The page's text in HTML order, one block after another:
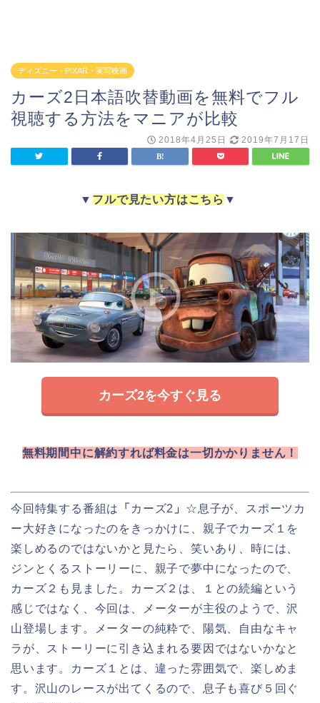
ディズニー・PIXAR・実写映画
カーズ2日本語吹替動画を無料でフル
視聴する方法をマニアが比較
2018年4月25日 2019年7月17日
▼ フルで見たい方はこちら ▼
カーズ2を今すぐ見る
無料期間中に解約すれば料金は一切かかりません！
今回特集する番組は 「 カーズ2 」 ☆息子が、スポーツカ
ー大好きになったのをきっかけに、親子でカーズ１を
楽しめるのではないかと見たら、笑いあり、時には、
ジンとくるストーリーに、親子で夢中になったので、
カーズ２も見ました。カーズ２は、１との続編という
感じではなく、今回は、メーターが主役のようで、沢
山登場します。メーターの純粋で、陽気、自由なキャ
ラが、ストーリーに引き込まれる要因ではないかなと
思います。カーズ１とは、違った雰囲気で、楽しめま
す。沢山のレースが出てくるので、息子も喜び５回ぐ